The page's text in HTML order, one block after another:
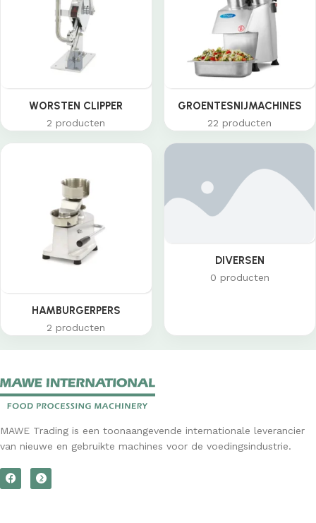
WORSTEN CLIPPER
2 producten
GROENTESNIJMACHINES
22 producten
HAMBURGERPERS
2 producten
DIVERSEN
0 producten
MAWE Trading is een toonaangevende internationale leverancier
van nieuwe en gebruikte machines voor de voedingsindustrie.